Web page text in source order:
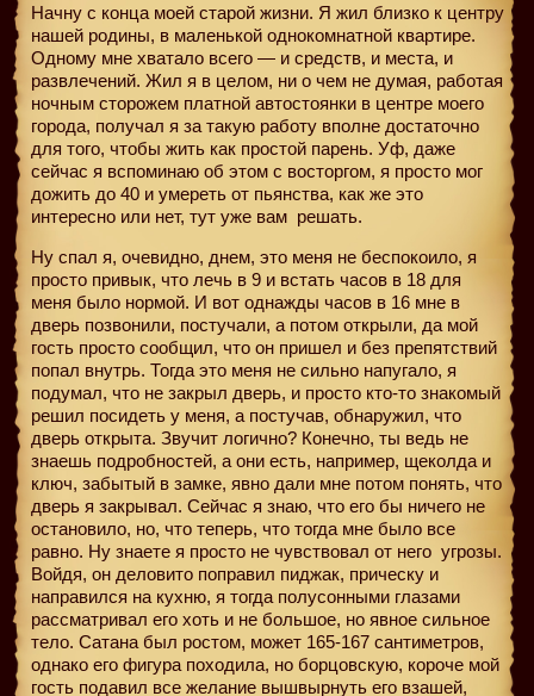
Начну с конца моей старой жизни. Я жил близко к центру
нашей родины, в маленькой однокомнатной квартире.
Одному мне хватало всего — и средств, и места, и
развлечений. Жил я в целом, ни о чем не думая, работая
ночным сторожем платной автостоянки в центре моего
города, получал я за такую работу вполне достаточно
для того, чтобы жить как простой парень. Уф, даже
сейчас я вспоминаю об этом с восторгом, я просто мог
дожить до 40 и умереть от пьянства, как же это
интересно или нет, тут уже вам решать.
Ну спал я, очевидно, днем, это меня не беспокоило, я
просто привык, что лечь в 9 и встать часов в 18 для
меня было нормой. И вот однажды часов в 16 мне в
дверь позвонили, постучали, а потом открыли, да мой
гость просто сообщил, что он пришел и без препятствий
попал внутрь. Тогда это меня не сильно напугало, я
подумал, что не закрыл дверь, и просто кто-то знакомый
решил посидеть у меня, а постучав, обнаружил, что
дверь открыта. Звучит логично? Конечно, ты ведь не
знаешь подробностей, а они есть, например, щеколда и
ключ, забытый в замке, явно дали мне потом понять, что
дверь я закрывал. Сейчас я знаю, что его бы ничего не
остановило, но, что теперь, что тогда мне было все
равно. Ну знаете я просто не чувствовал от него угрозы.
Войдя, он деловито поправил пиджак, прическу и
направился на кухню, я тогда полусонными глазами
рассматривал его хоть и не большое, но явное сильное
тело. Сатана был ростом, может 165-167 сантиметров,
однако его фигура походила, но борцовскую, короче мой
гость подавил все желание вышвырнуть его взашей,